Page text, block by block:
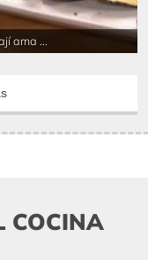
ama ...
COCINA